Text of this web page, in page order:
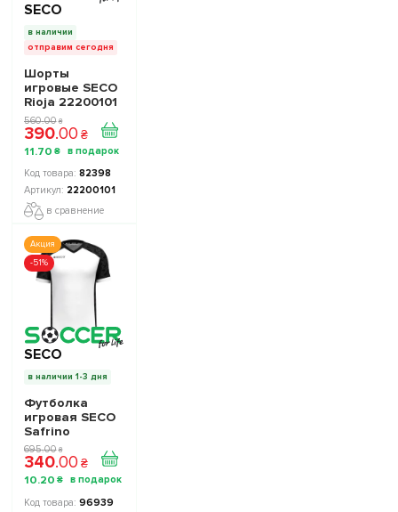
SECO
в наличии
отправим сегодня
Шорты
игровые SECO
Rioja 22200101
цвет: черный
560.00 ₴
390.00 ₴
11.70 ₴
82398
22200101
в сравнение
Акция
-51%
SECO
в наличии 1-3 дня
Футболка
игровая SECO
Safrino
22226310 цвет:
белый
695.00 ₴
340.00 ₴
10.20 ₴
96939